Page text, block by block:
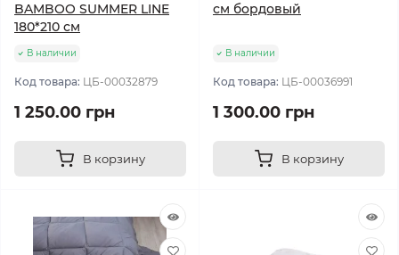
BAMBOO SUMMER LINE
180*210 см
В наличии
Код товара: ЦБ-00032879
1 250.00 грн
В корзину
см бордовый
В наличии
Код товара: ЦБ-00036991
1 300.00 грн
В корзину